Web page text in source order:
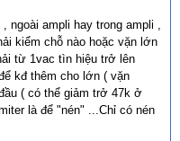
ngoài ampli hay trong ampli ,
kiểm chỗ nào hoặc vặn lớn
từ 1vac tìn hiệu trở lên
kđ thêm cho lớn ( vặn
( có thể giảm trở 47k ở
là để "nén" ...Chỉ có nén